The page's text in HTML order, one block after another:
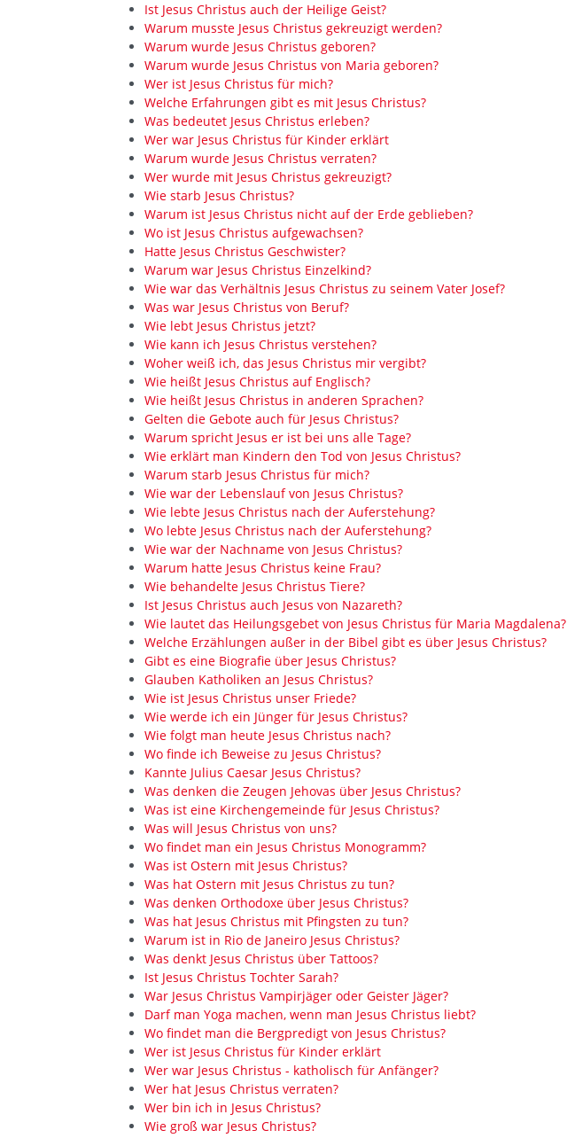
Ist Jesus Christus auch der Heilige Geist?
Warum musste Jesus Christus gekreuzigt werden?
Warum wurde Jesus Christus geboren?
Warum wurde Jesus Christus von Maria geboren?
Wer ist Jesus Christus für mich?
Welche Erfahrungen gibt es mit Jesus Christus?
Was bedeutet Jesus Christus erleben?
Wer war Jesus Christus für Kinder erklärt
Warum wurde Jesus Christus verraten?
Wer wurde mit Jesus Christus gekreuzigt?
Wie starb Jesus Christus?
Warum ist Jesus Christus nicht auf der Erde geblieben?
Wo ist Jesus Christus aufgewachsen?
Hatte Jesus Christus Geschwister?
Warum war Jesus Christus Einzelkind?
Wie war das Verhältnis Jesus Christus zu seinem Vater Josef?
Was war Jesus Christus von Beruf?
Wie lebt Jesus Christus jetzt?
Wie kann ich Jesus Christus verstehen?
Woher weiß ich, das Jesus Christus mir vergibt?
Wie heißt Jesus Christus auf Englisch?
Wie heißt Jesus Christus in anderen Sprachen?
Gelten die Gebote auch für Jesus Christus?
Warum spricht Jesus er ist bei uns alle Tage?
Wie erklärt man Kindern den Tod von Jesus Christus?
Warum starb Jesus Christus für mich?
Wie war der Lebenslauf von Jesus Christus?
Wie lebte Jesus Christus nach der Auferstehung?
Wo lebte Jesus Christus nach der Auferstehung?
Wie war der Nachname von Jesus Christus?
Warum hatte Jesus Christus keine Frau?
Wie behandelte Jesus Christus Tiere?
Ist Jesus Christus auch Jesus von Nazareth?
Wie lautet das Heilungsgebet von Jesus Christus für Maria Magdalena?
Welche Erzählungen außer in der Bibel gibt es über Jesus Christus?
Gibt es eine Biografie über Jesus Christus?
Glauben Katholiken an Jesus Christus?
Wie ist Jesus Christus unser Friede?
Wie werde ich ein Jünger für Jesus Christus?
Wie folgt man heute Jesus Christus nach?
Wo finde ich Beweise zu Jesus Christus?
Kannte Julius Caesar Jesus Christus?
Was denken die Zeugen Jehovas über Jesus Christus?
Was ist eine Kirchengemeinde für Jesus Christus?
Was will Jesus Christus von uns?
Wo findet man ein Jesus Christus Monogramm?
Was ist Ostern mit Jesus Christus?
Was hat Ostern mit Jesus Christus zu tun?
Was denken Orthodoxe über Jesus Christus?
Was hat Jesus Christus mit Pfingsten zu tun?
Warum ist in Rio de Janeiro Jesus Christus?
Was denkt Jesus Christus über Tattoos?
Ist Jesus Christus Tochter Sarah?
War Jesus Christus Vampirjäger oder Geister Jäger?
Darf man Yoga machen, wenn man Jesus Christus liebt?
Wo findet man die Bergpredigt von Jesus Christus?
Wer ist Jesus Christus für Kinder erklärt
Wer war Jesus Christus - katholisch für Anfänger?
Wer hat Jesus Christus verraten?
Wer bin ich in Jesus Christus?
Wie groß war Jesus Christus?